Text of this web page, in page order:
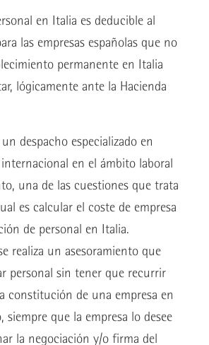
en Italia es deducible al
las empresas españolas que no
permanente en Italia
lógicamente ante la Hacienda
despacho especializado en
en el ámbito laboral
una de las cuestiones que trata
es calcular el coste de empresa
de personal en Italia.
realiza un asesoramiento que
personal sin tener que recurrir
constitución de una empresa en
siempre que la empresa lo desee
la negociación y/o firma del